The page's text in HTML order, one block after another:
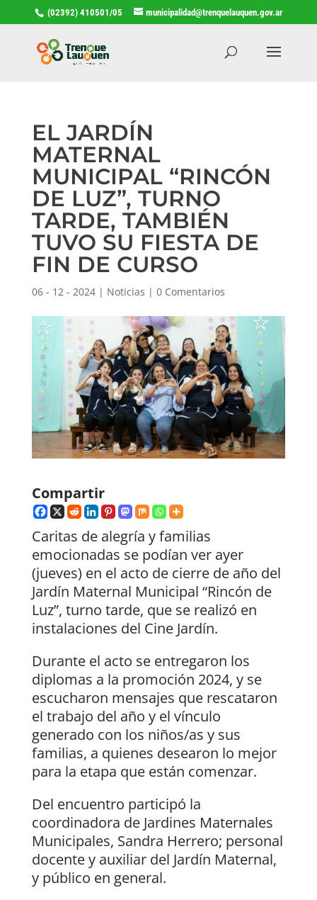
(02392) 410501/05 municipalidad@trenquelauquen.gov.ar
EL JARDÍN
MATERNAL
MUNICIPAL “RINCÓN
DE LUZ”, TURNO
TARDE, TAMBIÉN
TUVO SU FIESTA DE
FIN DE CURSO
06 - 12 - 2024| Noticias | 0 Comentarios
Compartir
Caritas de alegría y familias
emocionadas se podían ver ayer
(jueves) en el acto de cierre de año del
Jardín Maternal Municipal “Rincón de
Luz”, turno tarde, que se realizó en
instalaciones del Cine Jardín.
Durante el acto se entregaron los
diplomas a la promoción 2024, y se
escucharon mensajes que rescataron
el trabajo del año y el vínculo
generado con los niños/as y sus
familias, a quienes desearon lo mejor
para la etapa que están comenzar.
Del encuentro participó la
coordinadora de Jardines Maternales
Municipales, Sandra Herrero; personal
docente y auxiliar del Jardín Maternal,
y público en general.